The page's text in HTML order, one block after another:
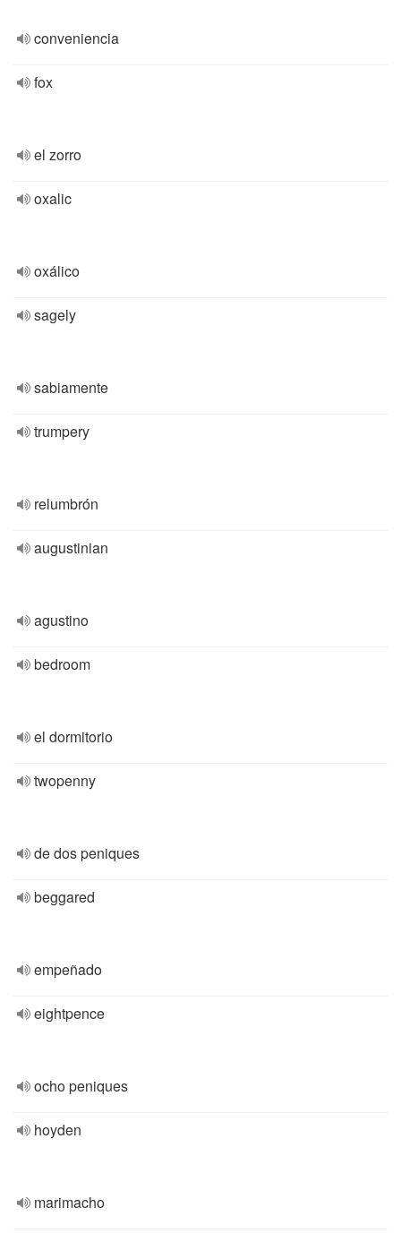
conveniencia
fox
el zorro
oxalic
oxálico
sagely
sabiamente
trumpery
relumbrón
augustinian
agustino
bedroom
el dormitorio
twopenny
de dos peniques
beggared
empeñado
eightpence
ocho peniques
hoyden
marimacho